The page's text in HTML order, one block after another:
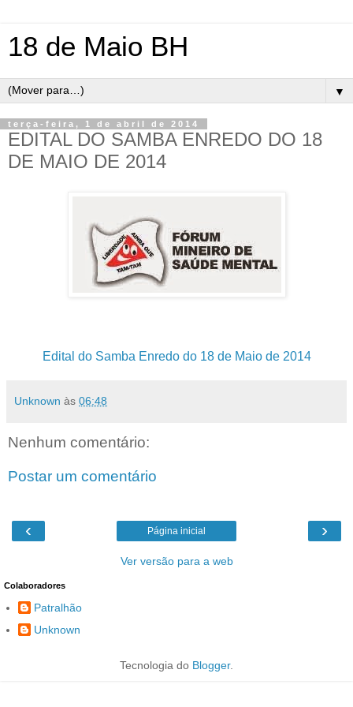
18 de Maio BH
▼
terça-feira, 1 de abril de 2014
EDITAL DO SAMBA ENREDO DO 18
DE MAIO DE 2014
Edital do Samba Enredo do 18 de Maio de 2014
Unknown às 06:48
Nenhum comentário:
Postar um comentário
‹ ›
Página inicial
Ver versão para a web
Colaboradores
Patralhão
Unknown
Tecnologia do Blogger.